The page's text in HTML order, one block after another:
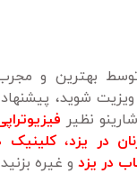
بهترین و
شوید،
نظیر
در یزد،کلینیک
در یزد و غیره